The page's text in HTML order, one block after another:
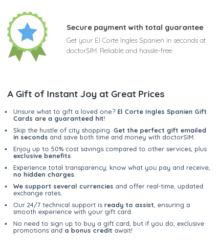
Secure payment with total guarantee
Get your El Corte Ingles Spanien in seconds at
doctorSIM. Reliable and hassle-free
A Gift of Instant Joy at Great Prices
Unsure what to gift a loved one? El Corte Ingles Spanien Gift
Cards are a guaranteed hit!
Skip the hustle of city shopping. Get the perfect gift emailed
in seconds and save both time and money with doctorSIM.
Enjoy up to 50% cost savings compared to other services, plus
exclusive benefits
Experience total transparency; know what you pay and receive,
no hidden charges
We support several currencies and offer real-time, updated
exchange rates.
Our 24/7 technical support is ready to assist , ensuring a
smooth experience with your gift card.
No need to sign up to buy a gift card, but if you do, exclusive
promotions and a bonus credit await!